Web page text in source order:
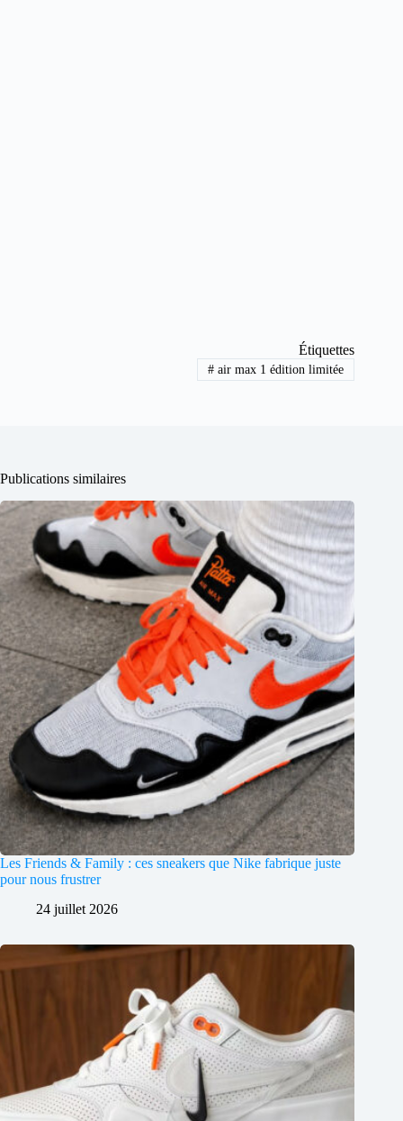
Étiquettes
# air max 1 édition limitée
Publications similaires
Les Friends & Family : ces sneakers que Nike fabrique juste
pour nous frustrer
24 juillet 2026